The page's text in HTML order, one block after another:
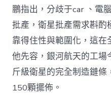
鵬指出，分歧于car 、電
批產，衛星批產需求斟
靠得住性與範圍化，這在
他先容，銀河航天的工
斤級衛星的完全制造鏈
150顆擺佈。